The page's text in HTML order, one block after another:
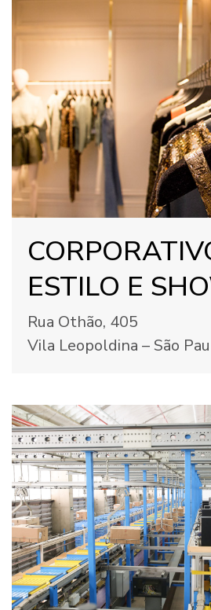
ESTILO E
Rua Othão, 405
Vila Leopoldina – São